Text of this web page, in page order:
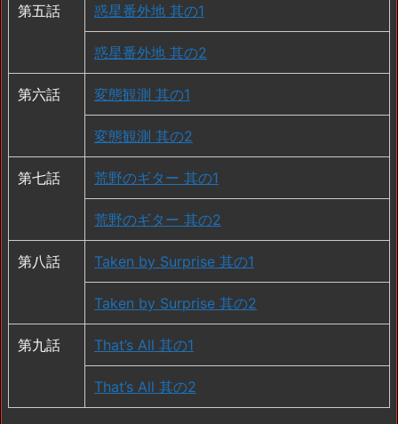
第五話 惑星番外地 其の1
惑星番外地 其の2
第六話 変態観測 其の1
変態観測 其の2
第七話 荒野のギター 其の1
荒野のギター 其の2
第八話 Taken by Surprise 其の1
Taken by Surprise 其の2
第九話 That’s All 其の1
That’s All 其の2